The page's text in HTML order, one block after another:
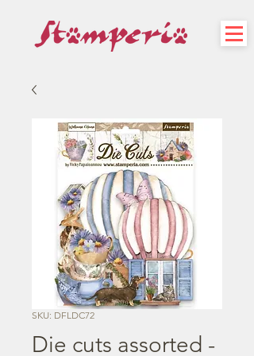
SKU: DFLDC72
Die cuts assorted -